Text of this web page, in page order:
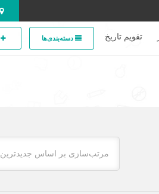
تقویم تاریخ دسته‌بندی‌ها
مرتب‌سازی بر اساس جدیدترین